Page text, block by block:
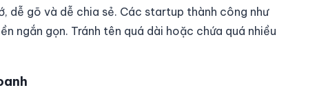
dễ gõ và dễ chia sẻ. Các startup thành công như
ngắn gọn. Tránh tên quá dài hoặc chứa quá nhiều